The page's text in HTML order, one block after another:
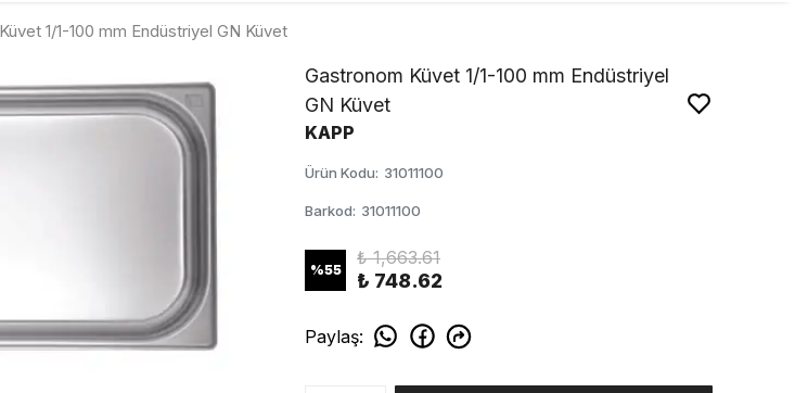
1/1-100 mm Endüstriyel GN Küvet
Gastronom Küvet 1/1-100 mm Endüstriyel
GN Küvet
KAPP
Ürün Kodu: 31011100
Barkod: 31011100
%55
₺ 1,663.61
₺ 748.62
Paylaş: